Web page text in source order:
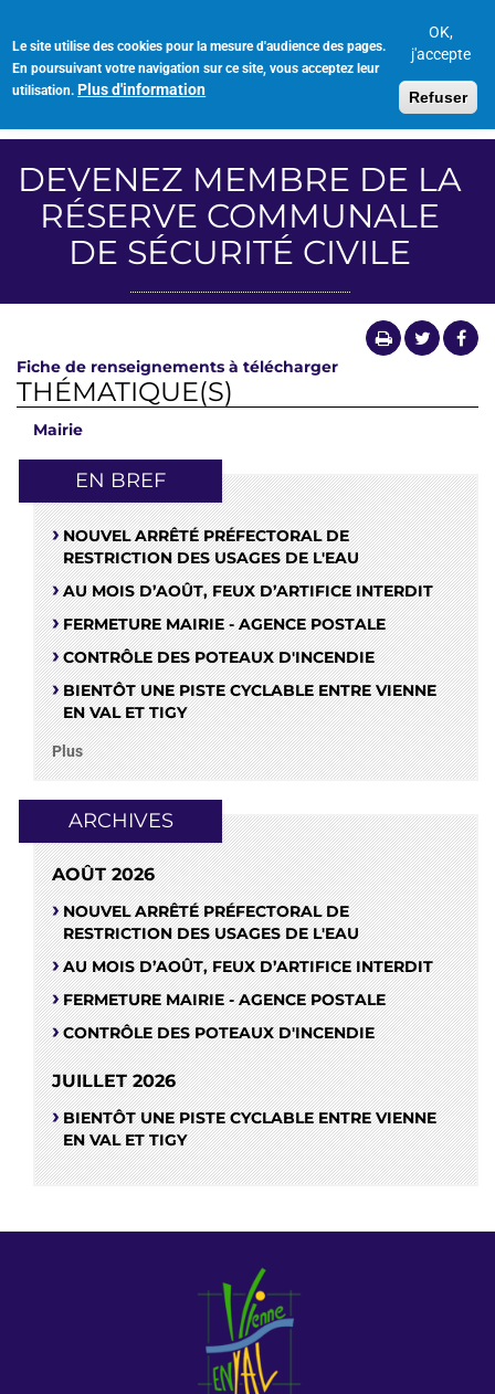
Le site utilise des cookies pour la mesure d'audience des pages.
En poursuivant votre navigation sur ce site, vous acceptez leur
utilisation. Plus d'information
OK,
j'accepte
Refuser
contenu
principal
DEVENEZ MEMBRE DE LA
RÉSERVE COMMUNALE
DE SÉCURITÉ CIVILE
Fiche de renseignements à télécharger
THÉMATIQUE(S)
Mairie
EN BREF
NOUVEL ARRÊTÉ PRÉFECTORAL DE
RESTRICTION DES USAGES DE L'EAU
AU MOIS D’AOÛT, FEUX D’ARTIFICE INTERDIT
FERMETURE MAIRIE - AGENCE POSTALE
CONTRÔLE DES POTEAUX D'INCENDIE
BIENTÔT UNE PISTE CYCLABLE ENTRE VIENNE
EN VAL ET TIGY
Plus
ARCHIVES
AOÛT 2026
NOUVEL ARRÊTÉ PRÉFECTORAL DE
RESTRICTION DES USAGES DE L'EAU
AU MOIS D’AOÛT, FEUX D’ARTIFICE INTERDIT
FERMETURE MAIRIE - AGENCE POSTALE
CONTRÔLE DES POTEAUX D'INCENDIE
JUILLET 2026
BIENTÔT UNE PISTE CYCLABLE ENTRE VIENNE
EN VAL ET TIGY